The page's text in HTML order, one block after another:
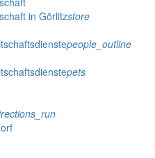
in Görlitzstore
people_outline
pets